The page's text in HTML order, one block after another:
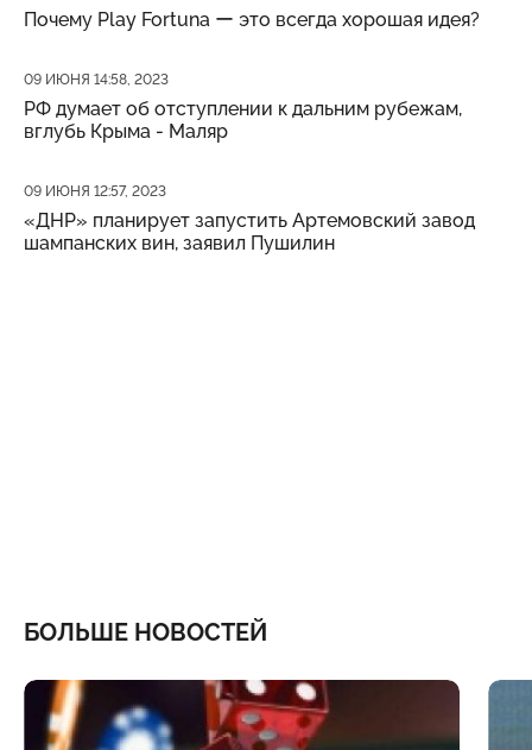
Почему Play Fortuna ー это всегда хорошая идея?
Дата публикации
09 ИЮНЯ 14:58, 2023
РФ думает об отступлении к дальним рубежам,
вглубь Крыма - Маляр
Дата публикации
09 ИЮНЯ 12:57, 2023
«ДНР» планирует запустить Артемовский завод
шампанских вин, заявил Пушилин
БОЛЬШЕ НОВОСТЕЙ